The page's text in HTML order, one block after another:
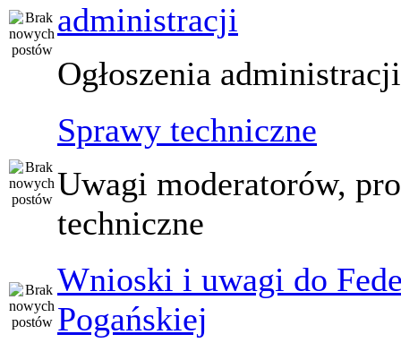
administracji
Ogłoszenia
Sprawy techniczne
Uwagi moderatorów,
techniczne
Wnioski i uwagi do
Pogańskiej